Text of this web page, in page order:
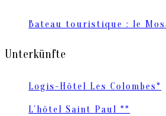
Bateau touristique : le
Unterkünfte
Logis-Hôtel Les Colombes*
L’hôtel Saint Paul **